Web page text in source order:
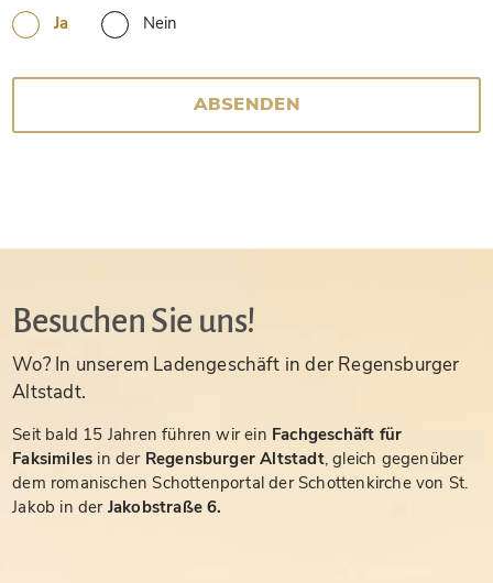
Ja
Nein
ABSENDEN
Besuchen Sie uns!
Wo? In unserem Ladengeschäft in der Regensburger
Altstadt.
Seit bald 15 Jahren führen wir ein Fachgeschäft für
Faksimiles in der Regensburger Altstadt, gleich gegenüber
dem romanischen Schottenportal der Schottenkirche von St.
Jakob in der Jakobstraße 6.